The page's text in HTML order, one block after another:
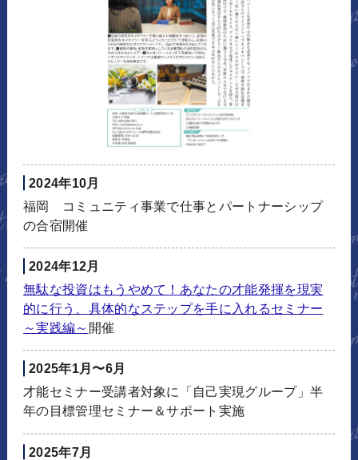
2024年10月
福岡 コミュニティ事業で仕事とパートナーシップ
の合宿開催
2024年12月
無駄な投資はもうやめて！あなたの才能発揮を現実
的に行う、具体的なステップを手に入れるセミナー
～実践編～ 開催
2025年1月〜6月
才能セミナー受講者対象に「自己実現グループ」半
年の目標管理セミナー＆サポート実施
2025年7月